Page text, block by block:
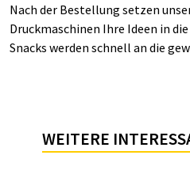
Nach der Bestellung setzen
Druckmaschinen Ihre Ideen in
Snacks werden schnell an die
WEITERE